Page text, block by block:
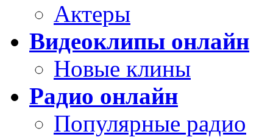
Актеры
Видеоклипы онлайн
Новые клины
Радио онлайн
Популярные радио